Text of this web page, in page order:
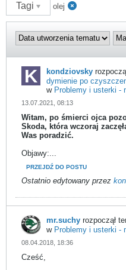
Tagi olej
kondziovsky
dymienie po
w Problemy i usterki -
13.07.2021, 08:13
Witam, po śmierci ojca
Skoda, która wczoraj
Was poradzić.
Objawy:...
PRZEJDŹ DO POSTU
Ostatnio edytowany przez
mr.suchy rozpoczął
w Problemy i usterki -
08.04.2018, 18:36
Cześć,